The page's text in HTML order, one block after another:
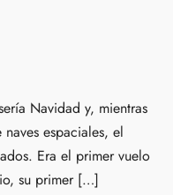
Navidad y, mientras
espaciales, el
Era el primer vuelo
su primer […]